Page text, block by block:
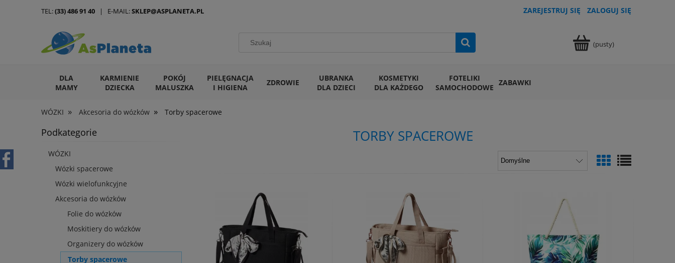
ZAREJESTRUJ SIĘ ZALOGUJ SIĘ
(pusty)
DLA
MAMY
KARMIENIE
DZIECKA
POKÓJ
MALUSZKA
PIELĘGNACJA
I HIGIENA
ZDROWIE
UBRANKA
DLA DZIECI
KOSMETYKI
DLA KAŻDEGO
FOTELIKI
SAMOCHODOWE ZABAWKI
ARTYKUŁY DLA ZWIERZĄT
WÓZKI » Akcesoria do wózków » Torby spacerowe
TEL:(33) 486 91 40 | E-MAIL:SKLEP@ASPLANETA.PL
Podkategorie
WÓZKI
Wózki spacerowe
Wózki wielofunkcyjne
Akcesoria do wózków
Folie do wózków
Moskitiery do wózków
Organizery do wózków
Torby spacerowe
TORBY SPACEROWE